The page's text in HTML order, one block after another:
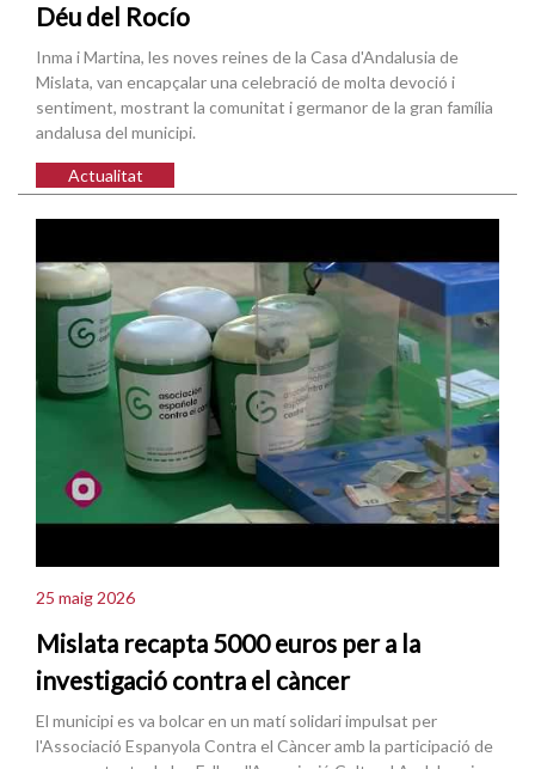
Déu del Rocío
Inma i Martina, les noves reines de la Casa d'Andalusia de
Mislata, van encapçalar una celebració de molta devoció i
sentiment, mostrant la comunitat i germanor de la gran família
andalusa del municipi.
Actualitat
25 maig 2026
Mislata recapta 5000 euros per a la
investigació contra el càncer
El municipi es va bolcar en un matí solidari impulsat per
l'Associació Espanyola Contra el Càncer amb la participació de